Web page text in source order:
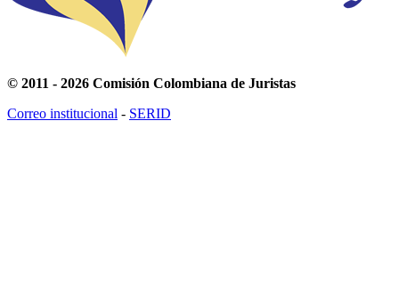
© 2011 - 2026 Comisión Colombiana de Juristas
Correo institucional - SERID